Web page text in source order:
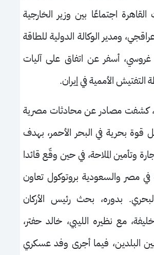
اجتماعًا بين وزير الخارجية
ومدير الوكالة الدولية للطاقة
غروسي، أسفر عن اتفاق على آليات
الأممية في إيران.
كشفت مصادر عن محادثات مصرية
قوة بحرية في البحر الأحمر، بهدف
وتأمين الملاحة، في حين وقّع قائدا
في مصر والسعودية بروتوكول تعاون
بدوره، بحث رئيس الأركان
مع نظيره الليبي، خالد حفتر،
البلدين، فيما أجرى وفد عسكري